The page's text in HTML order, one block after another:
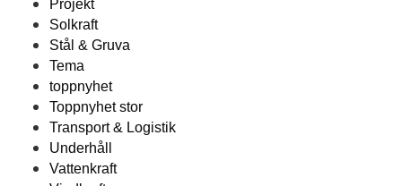
Projekt
Solkraft
Stål & Gruva
Tema
toppnyhet
Toppnyhet stor
Transport & Logistik
Underhåll
Vattenkraft